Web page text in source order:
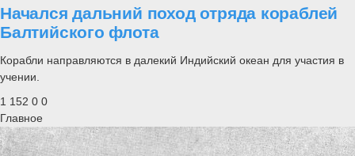
Начался дальний поход отряда кораблей
Балтийского флота
Корабли направляются в далекий Индийский океан для участия в
учении.
1 152 0 0
Главное